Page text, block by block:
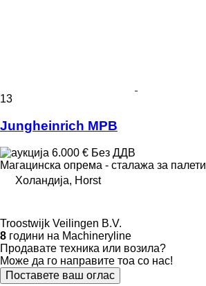
13
Jungheinrich MPB
6.000 € Без ДДВ
Магацинска опрема - сталажа за палети
Холандија, Horst
Troostwijk Veilingen B.V.
8 години на Machineryline
Продавате техника или возила?
Може да го направите тоа со нас!
Поставете ваш оглас